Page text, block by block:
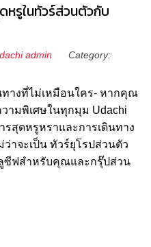
รูในทัวร์ส่วนตัวกับ
admin
Category:
ทางที่ไม่เหมือนใคร- หากคุณ
ามพิเศษในทุกมุม Udachi
สุดหรูหราและการเดินทาง
าจะเป็น ทัวร์ยุโรปส่วนตัว
ซีฟสำหรับคุณและกรุ๊ปส่วน